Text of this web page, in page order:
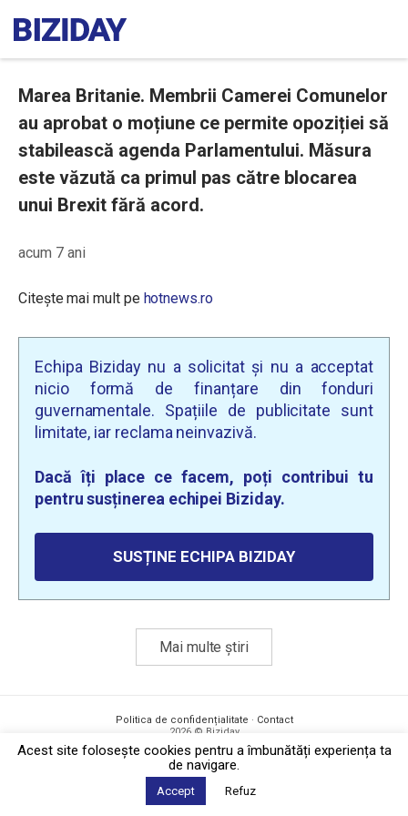
Marea Britanie. Membrii Camerei Comunelor
au aprobat o moțiune ce permite opoziției să
stabilească agenda Parlamentului. Măsura
este văzută ca primul pas către blocarea
unui Brexit fără acord.
acum 7 ani
Citește mai mult pe hotnews.ro
Echipa Biziday nu a solicitat și nu a acceptat
nicio formă de finanțare din fonduri
guvernamentale. Spațiile de publicitate sunt
limitate, iar reclama neinvazivă.
Dacă îți place ce facem, poți contribui tu
pentru susținerea echipei Biziday.
SUSȚINE ECHIPA BIZIDAY
Mai multe știri
Politica de confidențialitate · Contact
2026 © Biziday
Acest site foloseşte cookies pentru a îmbunătăți experiența ta
de navigare.
Accept Refuz